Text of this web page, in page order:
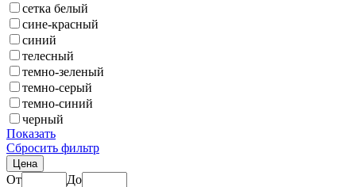
сетка белый
сине-красный
синий
телесный
темно-зеленый
темно-серый
темно-синий
черный
Показать
Сбросить фильтр
Цена
От
До